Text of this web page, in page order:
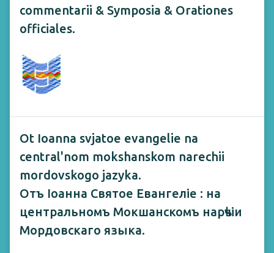
commentarii & Symposia & Orationes
officiales.
Ot Ioanna svjatoe evangelie na
central'nom mokshanskom narechii
mordovskogo jazyka.
Отъ Іоанна Святое Евангеліе : на
центральномъ Мокшанскомъ нарѣчіи
Мордовскаго языка.